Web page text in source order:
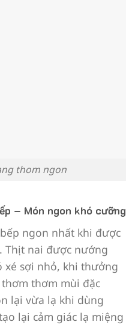
thom ngon
– Món ngon khó cưỡng
ngon nhất khi được
Thịt nai được nướng
xé sợi nhỏ, khi thưởng
thơm mùi đặc
lại vừa lạ khi dùng
lại cảm giác lạ miệng